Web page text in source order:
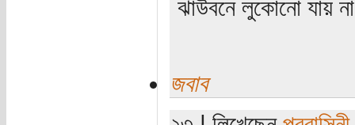
ঝাউবনে লুকোনো যায় না
জবাব